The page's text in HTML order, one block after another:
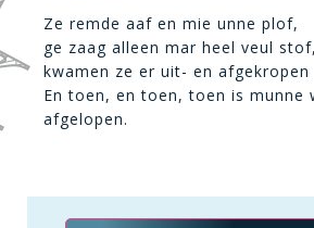
Ze remde aaf en mie unne plof,
ge zaag alleen mar heel veul stof,
kwamen ze er uit- en afgekropen
En toen, en toen, toen is munne
afgelopen.